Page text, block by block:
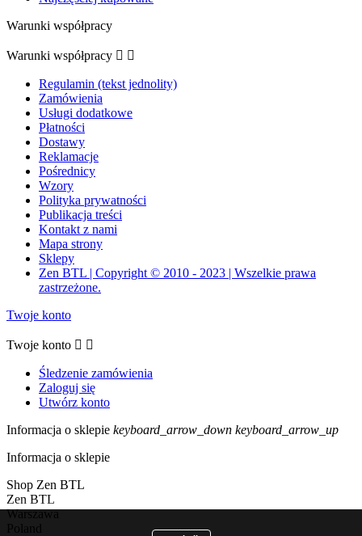
Warunki współpracy
Warunki współpracy  
Regulamin (tekst jednolity)
Zamówienia
Usługi dodatkowe
Płatności
Dostawy
Reklamacje
Pośrednicy
Wzory
Polityka prywatności
Publikacja treści
Kontakt z nami
Mapa strony
Sklepy
Zen BTL | Copyright © 2010 - 2023 | Wszelkie prawa
zastrzeżone.
Twoje konto
Twoje konto  
Śledzenie zamówienia
Zaloguj się
Utwórz konto
Informacja o sklepie keyboard_arrow_down keyboard_arrow_up
Informacja o sklepie
Shop Zen BTL
Zen BTL
Warszawa
Poland